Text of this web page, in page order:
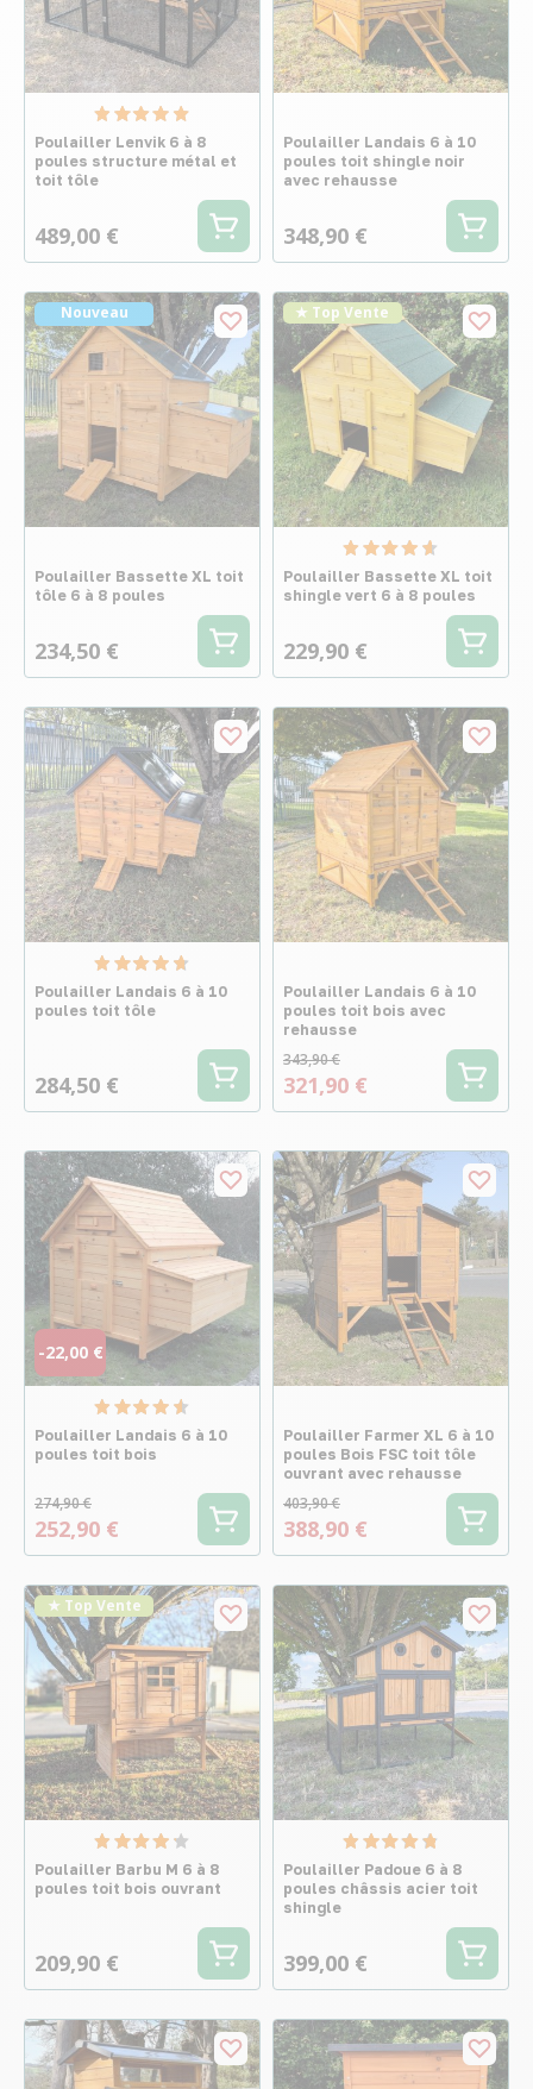
Poulailler Lenvik 6 à 8
poules structure métal et
toit tôle
489,00 €
Poulailler Landais 6 à 10
poules toit shingle noir
avec rehausse
348,90 €
Nouveau
Poulailler Bassette XL toit
tôle 6 à 8 poules
234,50 €
★ Top Vente
Poulailler Bassette XL toit
shingle vert 6 à 8 poules
229,90 €
Poulailler Landais 6 à 10
poules toit tôle
284,50 €
Poulailler Landais 6 à 10
poules toit bois avec
rehausse
343,90 €
321,90 €
-22,00 €
Poulailler Landais 6 à 10
poules toit bois
274,90 €
252,90 €
Poulailler Farmer XL 6 à 10
poules Bois FSC toit tôle
ouvrant avec rehausse
403,90 €
388,90 €
★ Top Vente
Poulailler Barbu M 6 à 8
poules toit bois ouvrant
209,90 €
Poulailler Padoue 6 à 8
poules châssis acier toit
shingle
399,00 €